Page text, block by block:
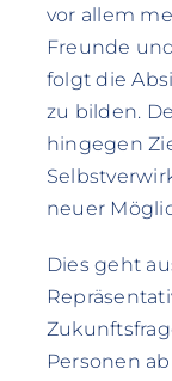
vor allem
Freunde
folgt die
zu bilden.
hingegen
neuer
Dies geht
Personen